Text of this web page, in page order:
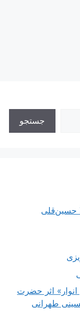
جستجو
حسین‌قلی
اثر حضرت
طهرانی